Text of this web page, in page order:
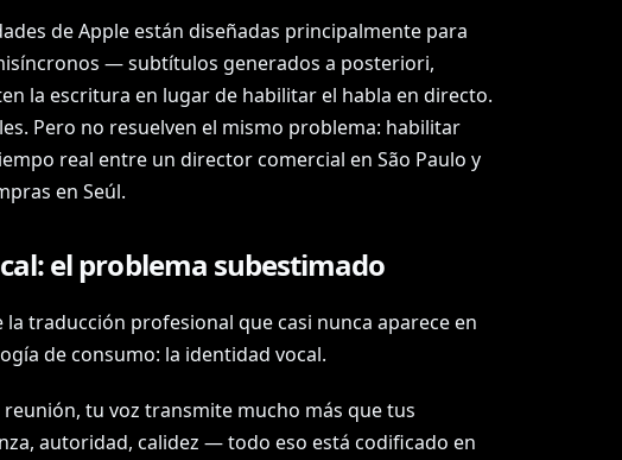
de Apple están diseñadas principalmente para
— subtítulos generados a posteriori,
la escritura en lugar de habilitar el habla en directo.
Pero no resuelven el mismo problema: habilitar
real entre un director comercial en São Paulo y
en Seúl.
el problema subestimado
traducción profesional que casi nunca aparece en
de consumo: la identidad vocal.
reunión, tu voz transmite mucho más que tus
autoridad, calidez — todo eso está codificado en